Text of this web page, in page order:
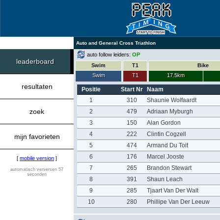
Auto and General Cross Triathlon
leaderboard
resultaten
zoek
mijn favorieten
[ mobile version ]
automatisch verversen 57
seconden
auto follow leiders: OP
Swim
Swim
T1
T1
Bike
17.5km
Positie Start Nr
Naam
1
310
Shaunie Wolfaardt
2
479
Adriaan Myburgh
3
150
Alan Gordon
4
222
Clintin Cogzell
5
474
Armand Du Toit
6
176
Marcel Jooste
7
265
Brandon Stewart
8
391
Shaun Leach
9
285
Tjaart Van Der Walt
10
280 Phillipe Van Der Leeuw